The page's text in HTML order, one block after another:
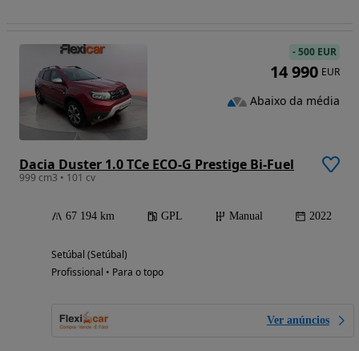
Dacia Duster 1.0 TCe ECO-G Prestige Bi-Fuel
999 cm3 • 101 cv
67 194 km GPL Manual 2022
Setúbal (Setúbal)
Profissional • Para o topo
Ver anúncios
-500 EUR
14 990 EUR
Abaixo da média